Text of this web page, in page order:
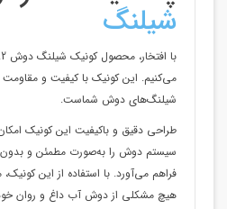
شیلنگ‌
می‌کنیم. این کونیک با کیفیت و مقاومت
شیلنگ‌های دوش شماست.
طراحی دقیق و باکیفیت این کونیک
سیستم دوش را به‌صورت مطمئن و بدون
فراهم می‌آورد. با استفاده از این
هیچ مشکلی از دوش آب داغ و روان